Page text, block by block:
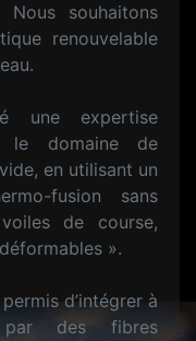
souhaitons
renouvelable
une expertise
le domaine de
en utilisant un
fusion sans
de course,
».
d’intégrer à
par des fibres